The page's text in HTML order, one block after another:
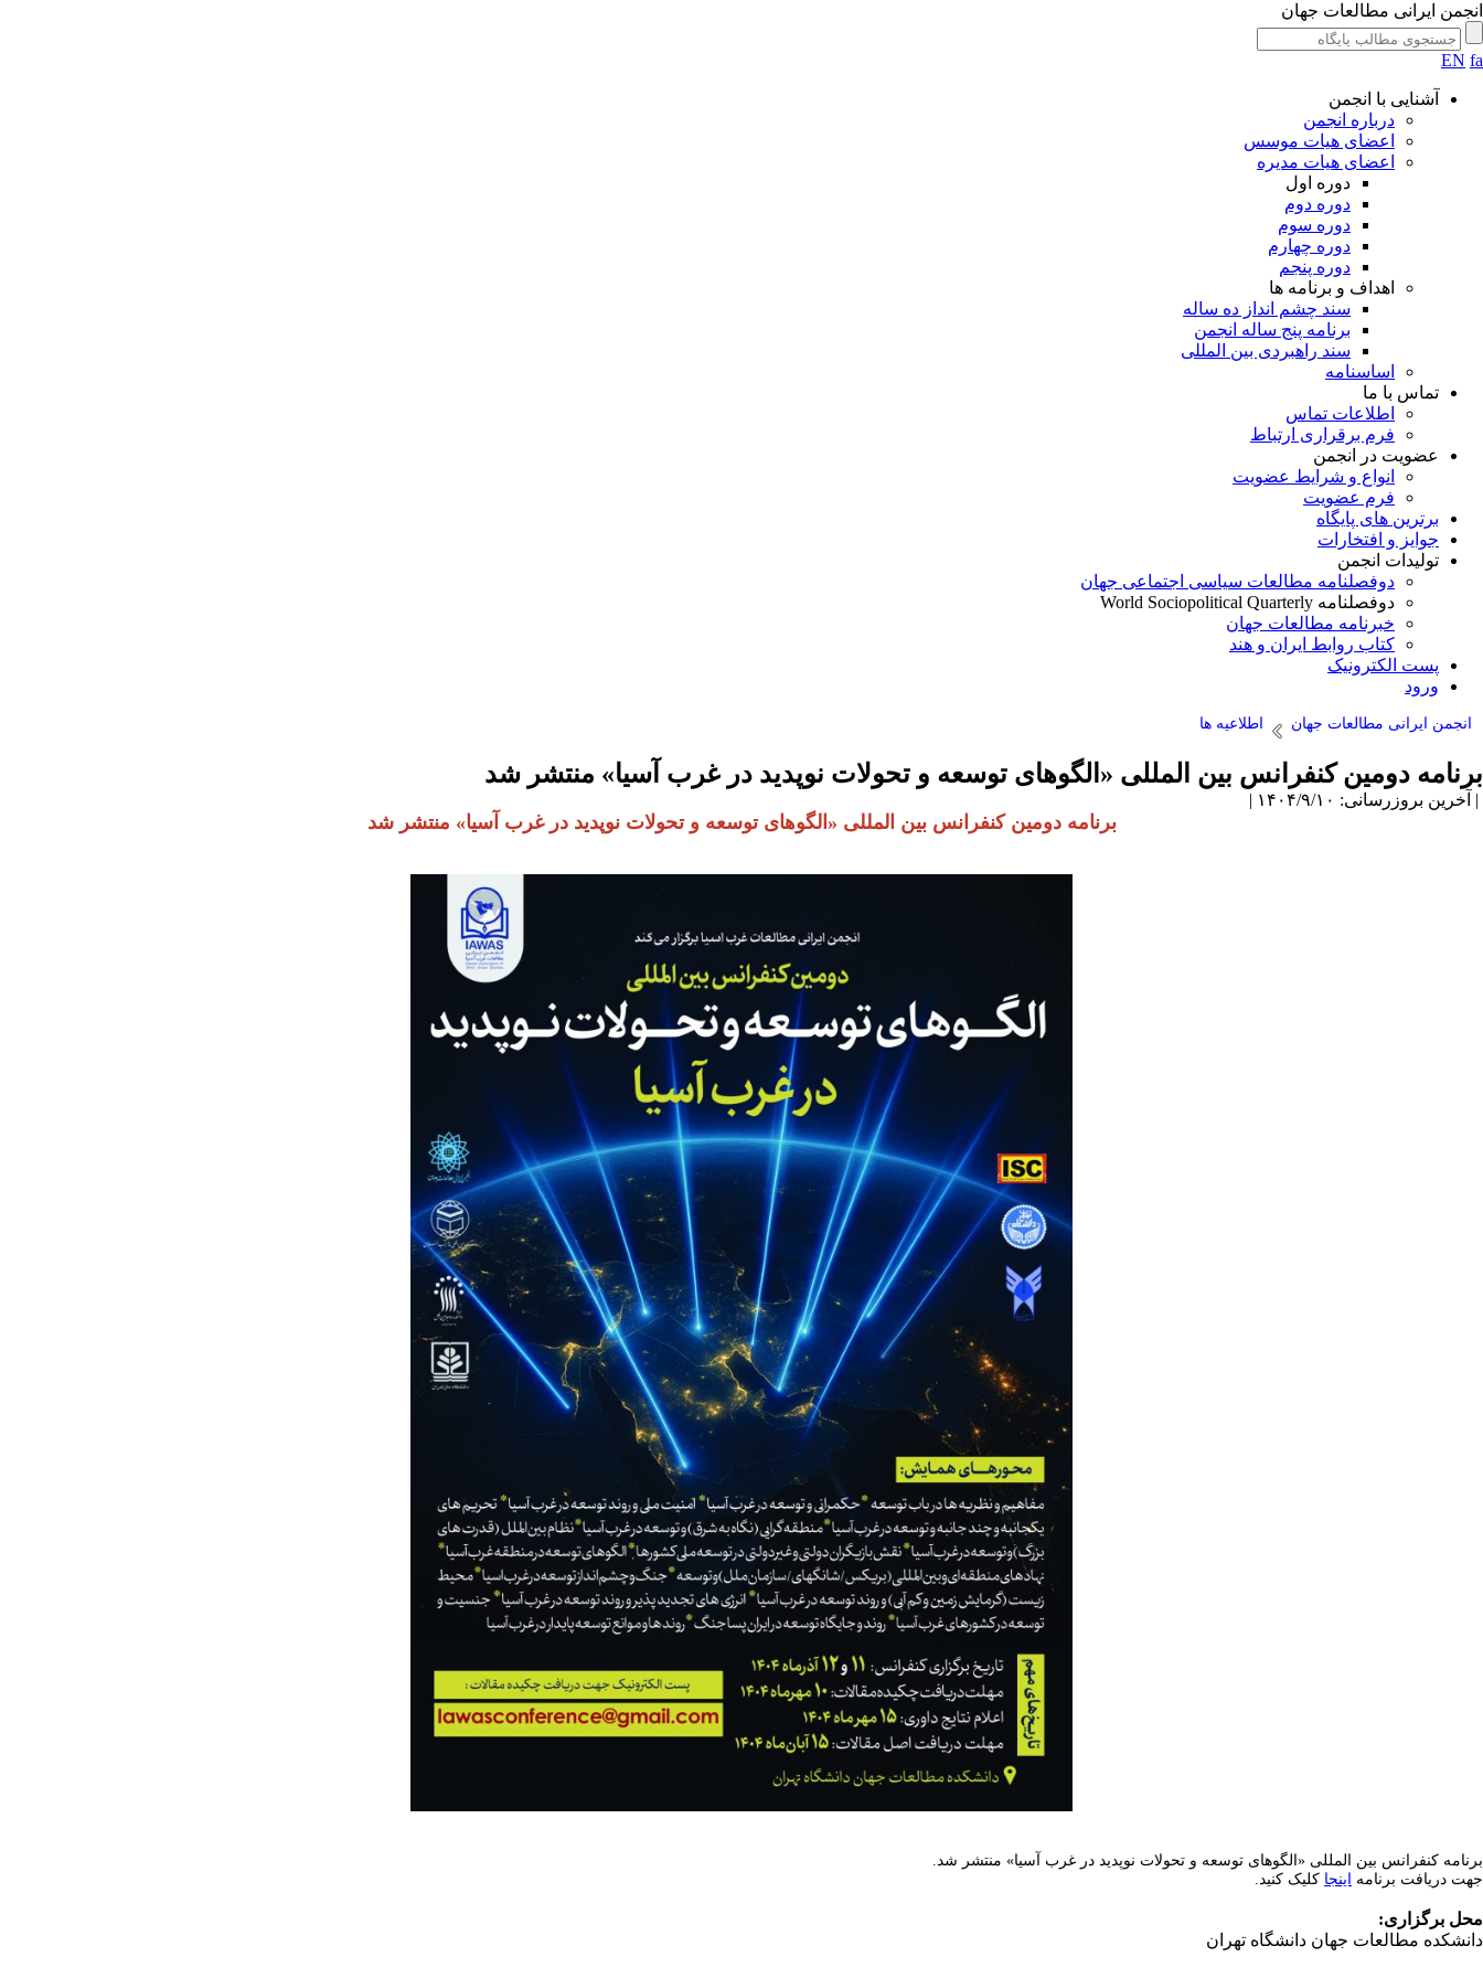
انجمن ایرانی مطالعات جهان
EN fa
آشنایی با انجمن
درباره انجمن
اعضای هیات موسس
اعضای هیات مدیره
دوره اول
دوره دوم
دوره سوم
دوره چهارم
دوره پنجم
اهداف و برنامه ها
سند چشم انداز ده ساله
برنامه پنج ساله انجمن
سند راهبردی بین المللی
اساسنامه
تماس با ما
اطلاعات تماس
فرم برقراری ارتباط
عضویت در انجمن
انواع و شرایط عضویت
فرم عضویت
برترین های پایگاه
جوایز و افتخارات
تولیدات انجمن
دوفصلنامه مطالعات سیاسی اجتماعی جهان
دوفصلنامه World Sociopolitical Quarterly
خبرنامه مطالعات جهان
کتاب روابط ایران و هند
پست الکترونیک
ورود
انجمن ایرانی مطالعات جهان اطلاعیه ها
برنامه دومین کنفرانس بین المللی «الگوهای توسعه و تحولات نوپدید در غرب آسیا» منتشر شد
| آخرین بروزرسانی: ۱۴۰۴/۹/۱۰ |
برنامه دومین کنفرانس بین المللی «الگوهای توسعه و تحولات نوپدید در غرب آسیا» منتشر شد
برنامه کنفرانس بین المللی «الگوهای توسعه و تحولات نوپدید در غرب آسیا» منتشر شد.
جهت دریافت برنامه
اینجا کلیک کنید.
محل برگزاری:
دانشکده مطالعات جهان دانشگاه تهران